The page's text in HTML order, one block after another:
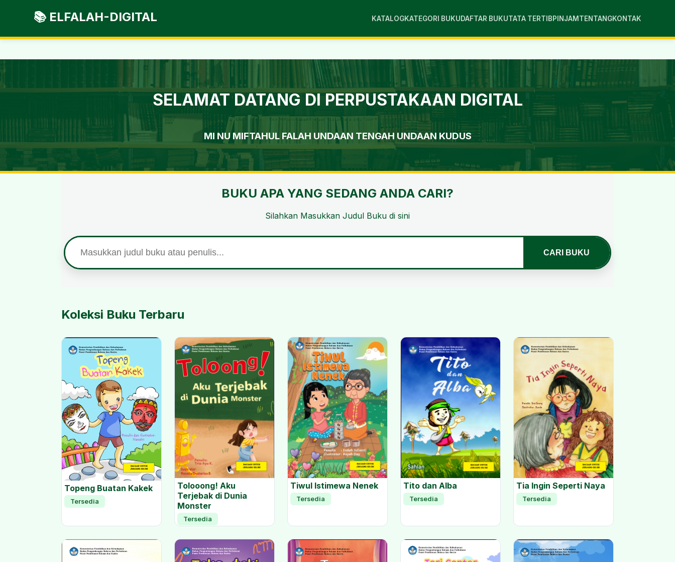
📚 ELFALAH-DIGITAL KATALOGKATEGORI BUKUDAFTAR BUKUTATA TERTIBPINJAMTENTANGKONTAK
SELAMAT DATANG DI PERPUSTAKAAN DIGITAL
MI NU MIFTAHUL FALAH UNDAAN TENGAH UNDAAN KUDUS
BUKU APA YANG SEDANG ANDA CARI?
Silahkan Masukkan Judul Buku di sini
CARI BUKU
Koleksi Buku Terbaru
Topeng Buatan Kakek
Tersedia
Tolooong! Aku
Terjebak di Dunia
Monster
Tersedia
Tiwul Istimewa Nenek
Tersedia
Tito dan Alba
Tersedia
Tia Ingin Seperti Naya
Tersedia